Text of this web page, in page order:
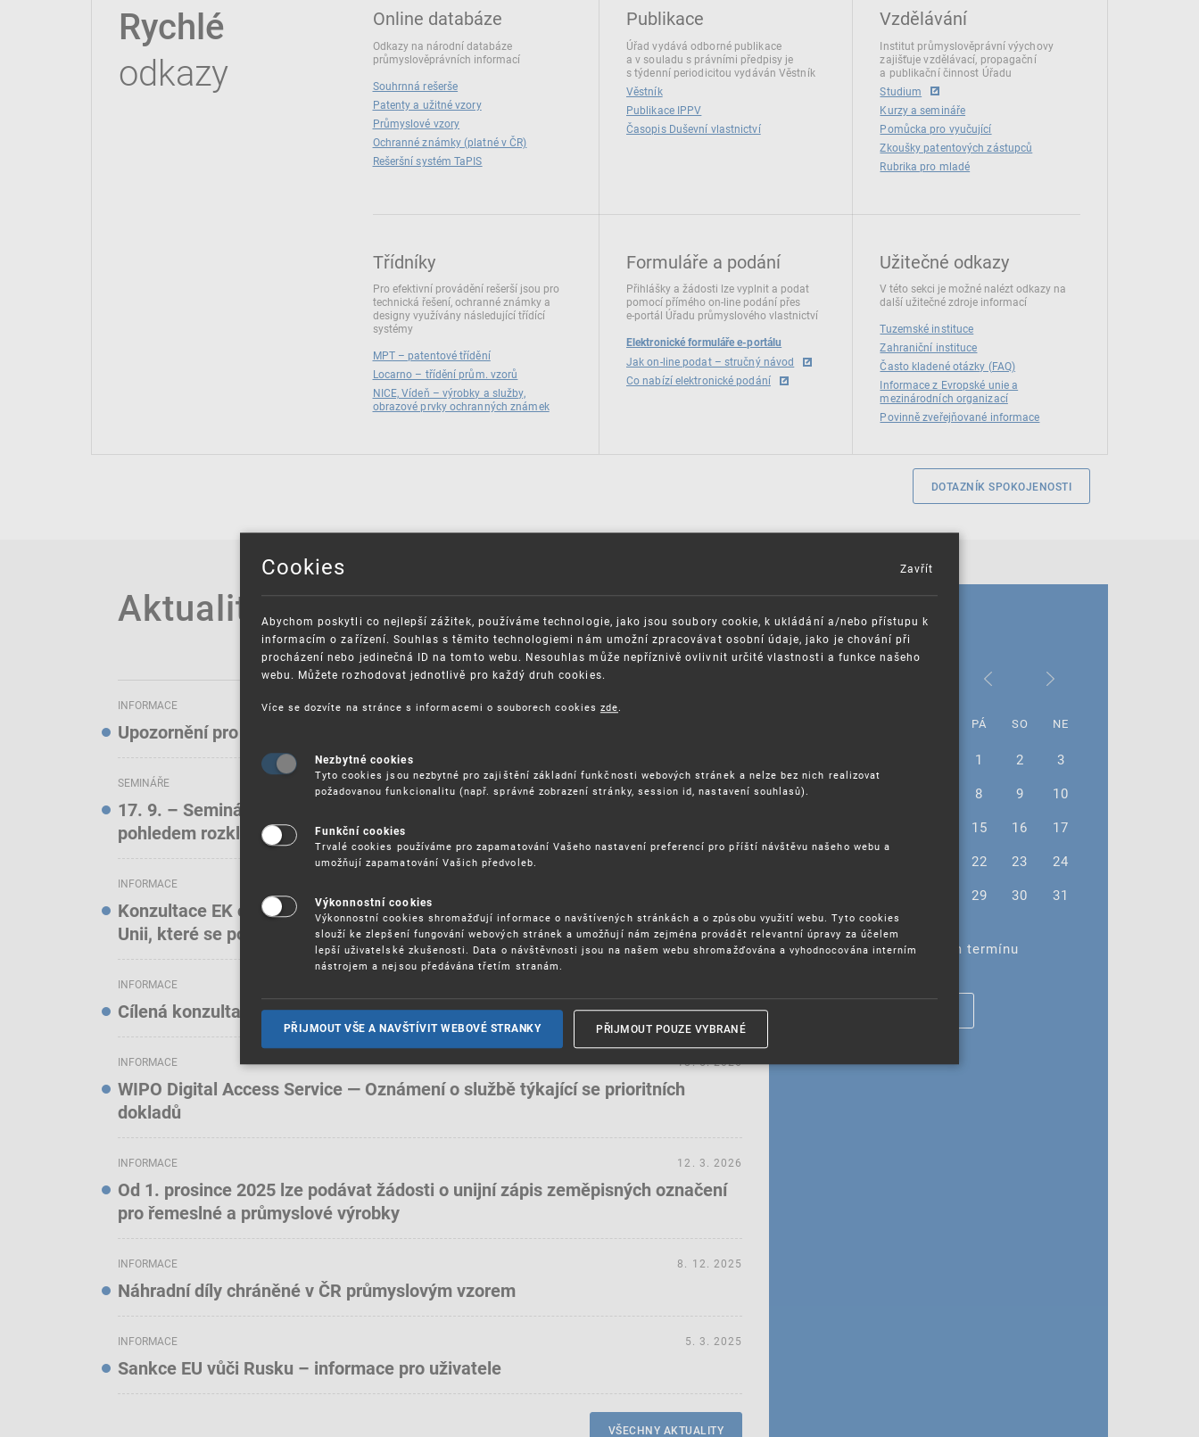
Rychlé
odkazy
Online databáze
Odkazy na národní databáze
průmyslověprávních informací
Souhrnná rešerše
Patenty a užitné vzory
Průmyslové vzory
Ochranné známky (platné v ČR)
Rešeršní systém TaPIS
Publikace
Úřad vydává odborné publikace
a v souladu s právními předpisy je
s týdenní periodicitou vydáván Věstník
Věstník
Publikace IPPV
Časopis Duševní vlastnictví
Vzdělávání
Institut průmyslověprávní výychovy
zajišťuje vzdělávací, propagační
a publikační činnost Úřadu
Studium
Kurzy a semináře
Pomůcka pro vyučující
Zkoušky patentových zástupců
Rubrika pro mladé
Třídníky
Pro efektivní provádění rešerší jsou pro
technická řešení, ochranné známky a
designy využívány následující třídící
systémy
MPT – patentové třídění
Locarno – třídění prům. vzorů
NICE, Vídeň – výrobky a služby,
obrazové prvky ochranných známek
Formuláře a podání
Přihlášky a žádosti lze vyplnit a podat
pomocí přímého on‑line podání přes
e‑portál Úřadu průmyslového vlastnictví
Elektronické formuláře e-portálu
Jak on-line podat – stručný návod
Co nabízí elektronické podání
Užitečné odkazy
V této sekci je možné nalézt odkazy na
další užitečné zdroje informací
Tuzemské instituce
Zahraniční instituce
Často kladené otázky (FAQ)
Informace z Evropské unie a
mezinárodních organizací
Povinně zveřejňované informace
DOTAZNÍK SPOKOJENOSTI
Aktuality
INFORMACE
Upozornění pro uživatele elektronických služeb - 5.8.2026
SEMINÁŘE
17. 9. – Seminář: Známkové právo trochu jinak (aneb když se značky hádají
pohledem rozkladových oddělení)
17. 9. 2026
INFORMACE
Konzultace EK o online službách a fyzických tržištích nacházejících se mimo
Unii, které se podílejí na podstatném porušování IPR
INFORMACE
Cílená konzultace EK o stavu ochrany a vymáhání IPR ve třetích zemích
INFORMACE
WIPO Digital Access Service — Oznámení o službě týkající se prioritních
dokladů
18. 5. 2026
INFORMACE
Od 1. prosince 2025 lze podávat žádosti o unijní zápis zeměpisných označení
pro řemeslné a průmyslové výrobky
12. 3. 2026
INFORMACE
Náhradní díly chráněné v ČR průmyslovým vzorem
8. 12. 2025
INFORMACE
Sankce EU vůči Rusku – informace pro uživatele
5. 3. 2025
VŠECHNY AKTUALITY
KALENDÁŘ
PÁ SO NE
1 2
3
8 9
10
15 16
17
22 23
24
29 30 31
Žádné akce ve vybraném termínu
Cookies
Abychom poskytli co nejlepší zážitek, používáme technologie, jako jsou soubory cookie, k ukládání a/nebo přístupu k
informacím o zařízení. Souhlas s těmito technologiemi nám umožní zpracovávat osobní údaje, jako je chování při
procházení nebo jedinečná ID na tomto webu. Nesouhlas může nepříznivě ovlivnit určité vlastnosti a funkce našeho
webu. Můžete rozhodovat jednotlivě pro každý druh cookies.
Více se dozvíte na stránce s informacemi o souborech cookies zde.
Nezbytné cookies
Tyto cookies jsou nezbytné pro zajištění základní funkčnosti webových stránek a nelze bez nich realizovat
požadovanou funkcionalitu (např. správné zobrazení stránky, session id, nastavení souhlasů).
Funkční cookies
Trvalé cookies používáme pro zapamatování Vašeho nastavení preferencí pro příští návštěvu našeho webu a
umožňují zapamatování Vašich předvoleb.
Výkonnostní cookies
Výkonnostní cookies shromažďují informace o navštívených stránkách a o způsobu využití webu. Tyto cookies
slouží ke zlepšení fungování webových stránek a umožňují nám zejména provádět relevantní úpravy za účelem
lepší uživatelské zkušenosti. Data o návštěvnosti jsou na našem webu shromažďována a vyhodnocována interním
nástrojem a nejsou předávána třetím stranám.
PŘIJMOUT VŠE A NAVŠTÍVIT WEBOVÉ STRANKY PŘIJMOUT POUZE VYBRANÉ
Zavřít